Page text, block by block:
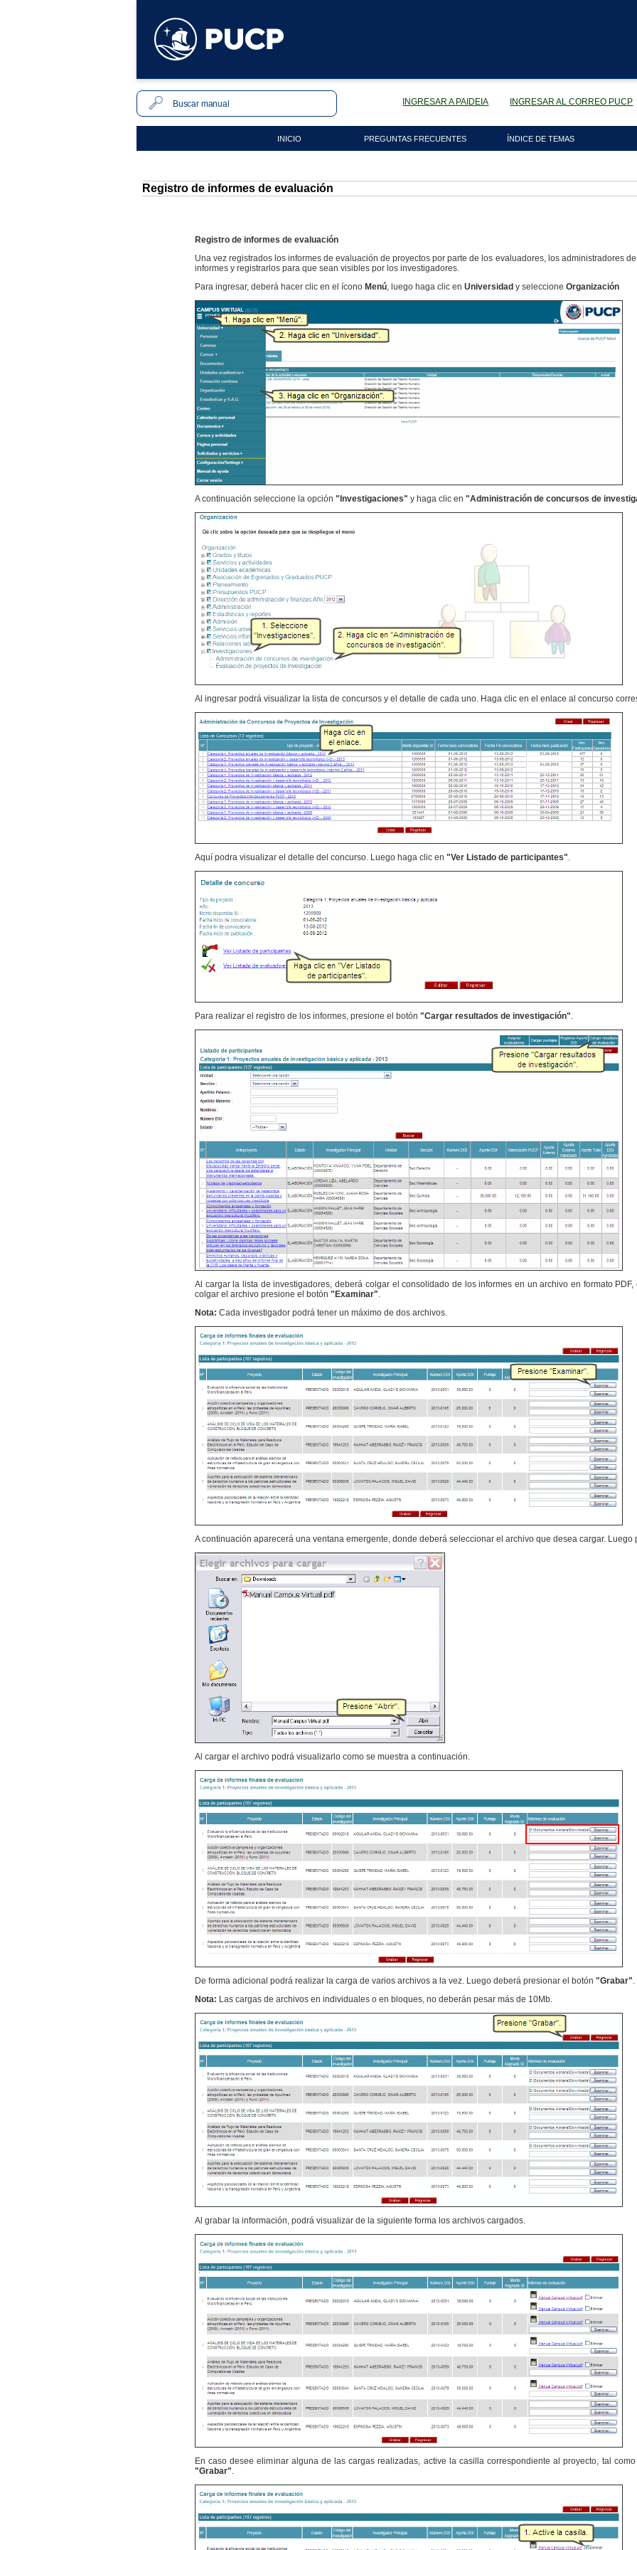
INGRESAR A PAIDEIA INGRESAR AL CORREO PUCP
INICIO PREGUNTAS FRECUENTES ÍNDICE DE TEMAS
Registro de informes de evaluación
Registro de informes de evaluación
Una vez registrados los informes de evaluación de proyectos por parte de los evaluadores, los administradores
informes y registrarlos para que sean visibles por los investigadores.
Para ingresar, deberá hacer clic en el ícono Menú, luego haga clic en Universidad y seleccione Organización
A continuación seleccione la opción "Investigaciones" y haga clic en "Administración de concursos de
Al ingresar podrá visualizar la lista de concursos y el detalle de cada uno. Haga clic en el enlace al concurso
Aquí podra visualizar el detalle del concurso. Luego haga clic en "Ver Listado de participantes".
Para realizar el registro de los informes, presione el botón "Cargar resultados de investigación".
Al cargar la lista de investigadores, deberá colgar el consolidado de los informes en un archivo en formato
colgar el archivo presione el botón "Examinar".
Nota: Cada investigador podrá tener un máximo de dos archivos.
A continuación aparecerá una ventana emergente, donde deberá seleccionar el archivo que desea cargar. Luego
Al cargar el archivo podrá visualizarlo como se muestra a continuación.
De forma adicional podrá realizar la carga de varios archivos a la vez. Luego deberá presionar el botón "Grabar".
Nota: Las cargas de archivos en individuales o en bloques, no deberán pesar más de 10Mb.
Al grabar la información, podrá visualizar de la siguiente forma los archivos cargados.
En caso desee eliminar alguna de las cargas realizadas, active la casilla correspondiente al proyecto, tal
"Grabar".